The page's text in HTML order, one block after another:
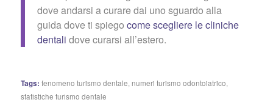
dove andarsi a curare dai uno sguardo alla
guida dove ti spiego come scegliere le cliniche
dentali dove curarsi all’estero.
Tags: fenomeno turismo dentale, numeri turismo odontoiatrico,
statistiche turismo dentale